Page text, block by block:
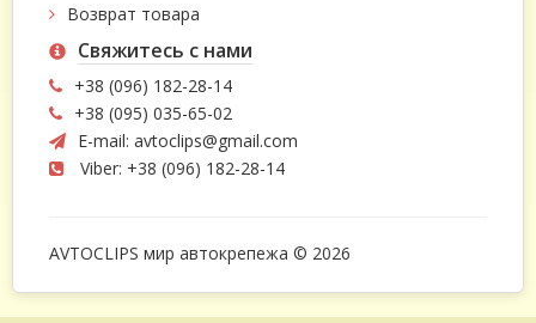
Возврат товара
Свяжитесь с нами
+38 (096) 182-28-14
+38 (095) 035-65-02
E-mail: avtoclips@gmail.com
Viber: +38 (096) 182-28-14
AVTOCLIPS мир автокрепежа © 2026